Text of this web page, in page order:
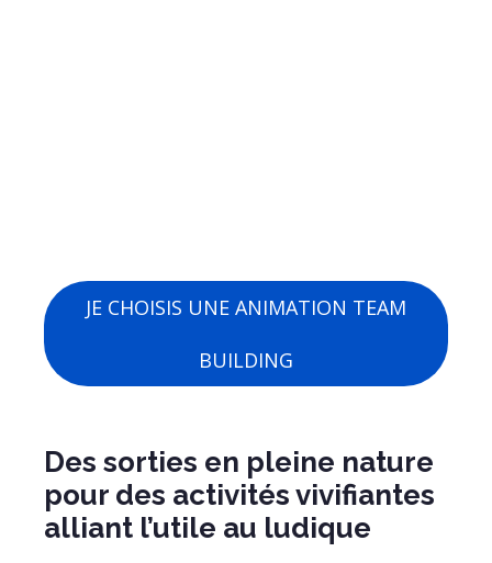
JE CHOISIS UNE ANIMATION TEAM
BUILDING
Des sorties en pleine nature
pour des activités vivifiantes
alliant l’utile au ludique